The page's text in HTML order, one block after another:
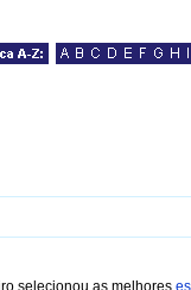
selecionou as melhores